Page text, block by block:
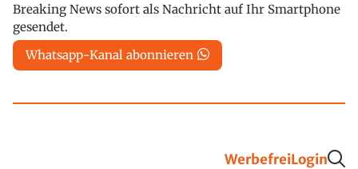
Breaking News sofort als Nachricht auf Ihr Smartphone
gesendet.
Whatsapp-Kanal abonnieren
WerbefreiLogin